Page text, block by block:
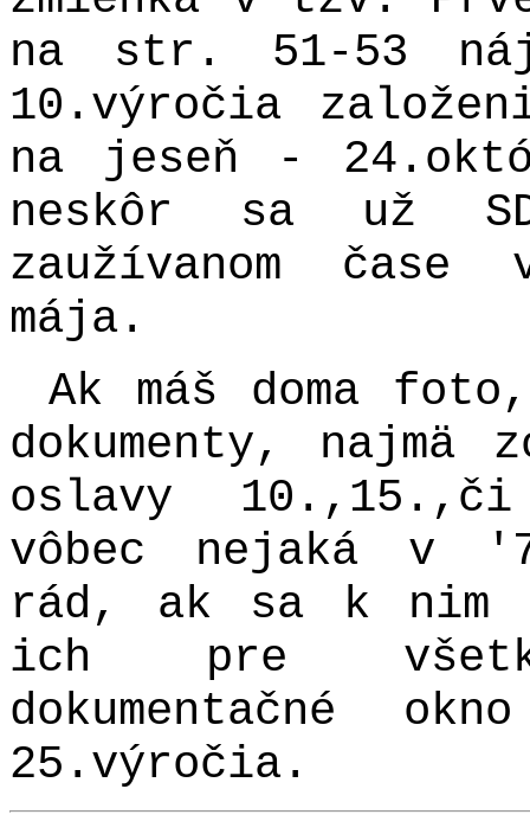
na str. 51-53
10.výročia
na jeseň -
neskôr sa už
zaužívanom čase
mája.
Ak máš doma
dokumenty,
oslavy
vôbec nejaká v
rád, ak sa k nim
ich pre
dokumentačné
25.výročia.